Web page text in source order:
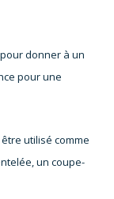
donner à un
pour une
utilisé comme
un coupe-